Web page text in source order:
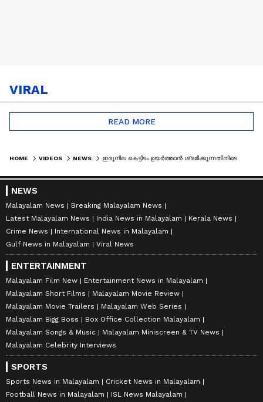
VIRAL
READ MORE
HOME VIDEOS NEWS
NEWS
Malayalam News
Breaking Malayalam News
Latest Malayalam News
India News in Malayalam
Kerala News
Crime News
International News in Malayalam
Gulf News in Malayalam
Viral News
ENTERTAINMENT
Malayalam Film New
Entertainment News in Malayalam
Malayalam Short Films
Malayalam Movie Review
Malayalam Movie Trailers
Malayalam Web Series
Malayalam Bigg Boss
Box Office Collection Malayalam
Malayalam Songs & Music
Malayalam Miniscreen & TV News
Malayalam Celebrity Interviews
SPORTS
Sports News in Malayalam
Cricket News in Malayalam
Football News in Malayalam
ISL News Malayalam